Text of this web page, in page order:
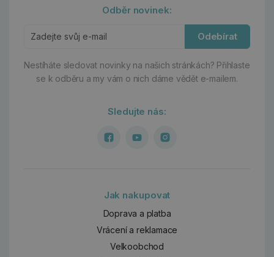
Odběr novinek:
Odebírat
Nestíháte sledovat novinky na našich stránkách? Přihlaste
se k odběru a my vám o nich dáme vědět e-mailem.
Sledujte nás:
Jak nakupovat
Doprava a platba
Vrácení a reklamace
Velkoobchod